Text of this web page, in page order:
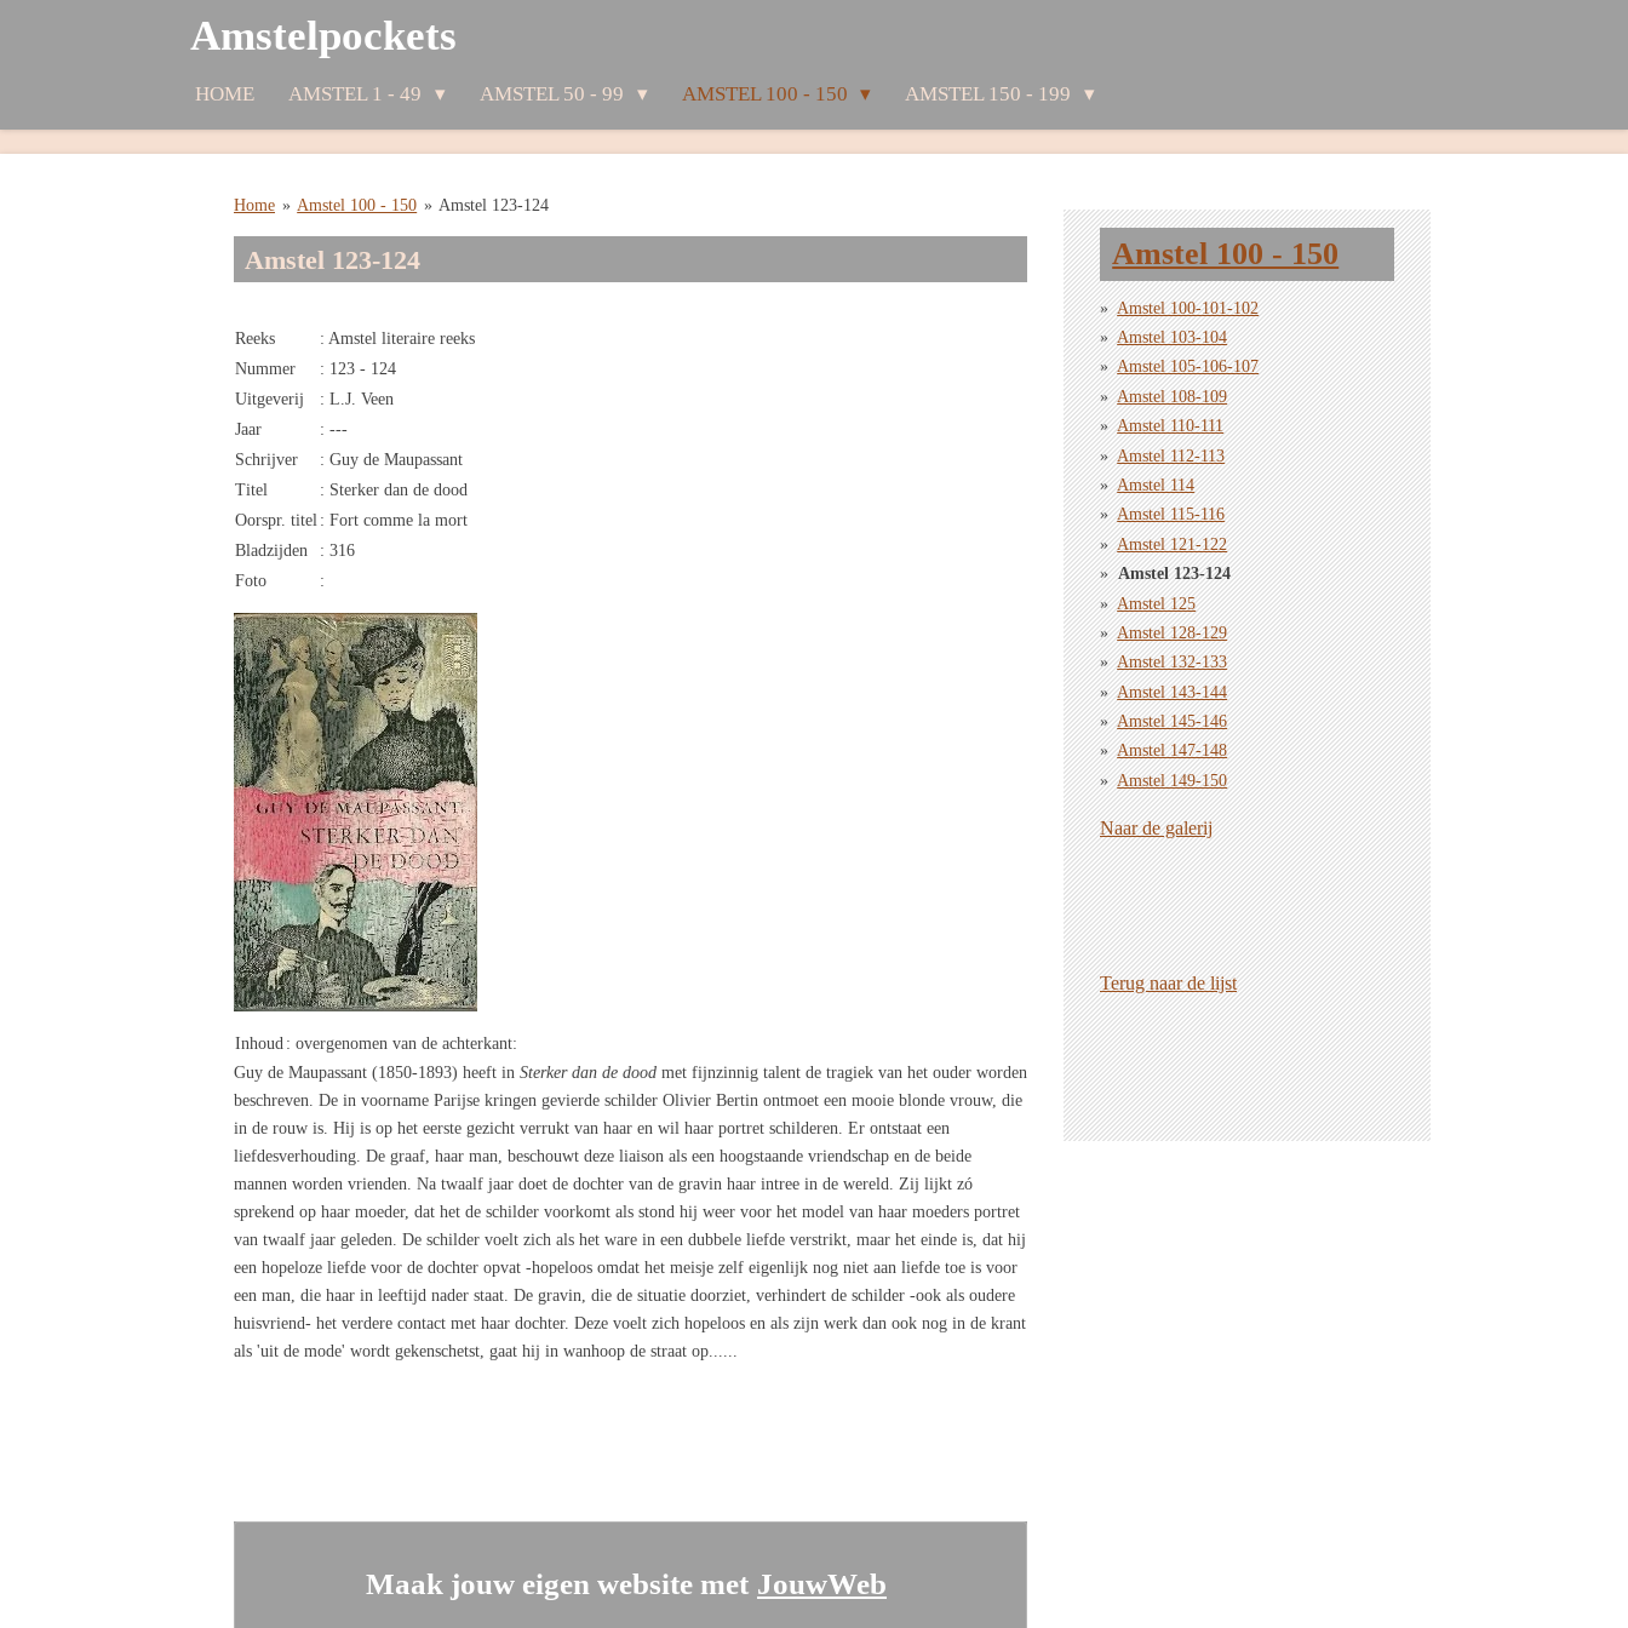
hoofdinhoud
Amstelpockets
HOME AMSTEL 1 - 49 AMSTEL 50 - 99 AMSTEL 100 - 150 AMSTEL 150 - 199
Home » Amstel 100 - 150 » Amstel 123-124
Amstel 123-124
Reeks
: Amstel literaire reeks
Nummer
: 123 - 124
Uitgeverij
: L.J. Veen
Jaar
: ---
Schrijver
: Guy de Maupassant
Titel
: Sterker dan de dood
Oorspr. titel : Fort comme la mort
Bladzijden
: 316
Foto
:
Inhoud : overgenomen van de achterkant:
Guy de Maupassant (1850-1893) heeft in Sterker dan de dood met fijnzinnig talent de tragiek van het ouder worden
beschreven. De in voorname Parijse kringen gevierde schilder Olivier Bertin ontmoet een mooie blonde vrouw, die
in de rouw is. Hij is op het eerste gezicht verrukt van haar en wil haar portret schilderen. Er ontstaat een
liefdesverhouding. De graaf, haar man, beschouwt deze liaison als een hoogstaande vriendschap en de beide
mannen worden vrienden. Na twaalf jaar doet de dochter van de gravin haar intree in de wereld. Zij lijkt zó
sprekend op haar moeder, dat het de schilder voorkomt als stond hij weer voor het model van haar moeders portret
van twaalf jaar geleden. De schilder voelt zich als het ware in een dubbele liefde verstrikt, maar het einde is, dat hij
een hopeloze liefde voor de dochter opvat -hopeloos omdat het meisje zelf eigenlijk nog niet aan liefde toe is voor
een man, die haar in leeftijd nader staat. De gravin, die de situatie doorziet, verhindert de schilder -ook als oudere
huisvriend- het verdere contact met haar dochter. Deze voelt zich hopeloos en als zijn werk dan ook nog in de krant
als 'uit de mode' wordt gekenschetst, gaat hij in wanhoop de straat op......
Maak jouw eigen website met JouwWeb
Amstel 100 - 150
Amstel 100-101-102
Amstel 103-104
Amstel 105-106-107
Amstel 108-109
Amstel 110-111
Amstel 112-113
Amstel 114
Amstel 115-116
Amstel 121-122
Amstel 123-124
Amstel 125
Amstel 128-129
Amstel 132-133
Amstel 143-144
Amstel 145-146
Amstel 147-148
Amstel 149-150
Naar de galerij
Terug naar de lijst